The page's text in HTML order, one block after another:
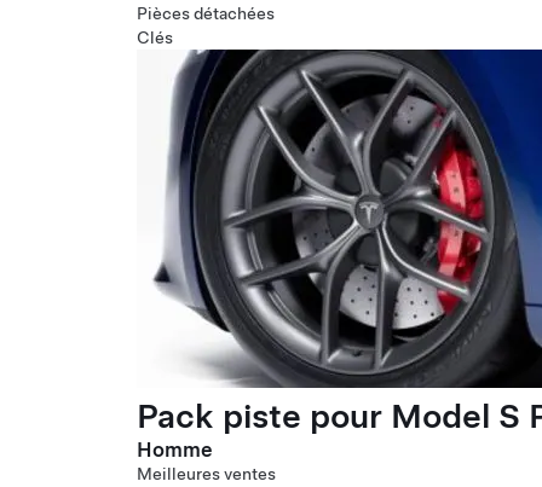
Pièces détachées
Clés
Pack piste pour Model S
Homme
Meilleures ventes